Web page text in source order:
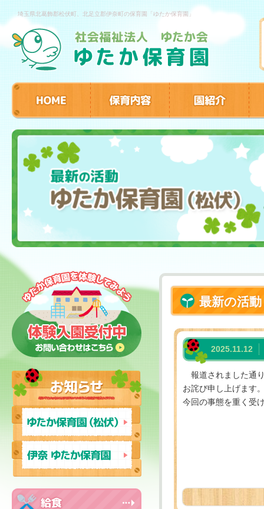
埼玉県北葛飾郡松伏町、北足立郡伊奈町の保育園「ゆたか保育園」
最新の活
2025.11.12
報道されました通
お詫び申し上げます
今回の事態を重く